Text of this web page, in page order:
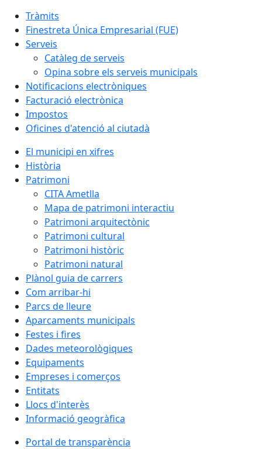
Tràmits
Finestreta Única Empresarial (FUE)
Serveis
Catàleg de serveis
Opina sobre els serveis municipals
Notificacions electròniques
Facturació electrònica
Impostos
Oficines d'atenció al ciutadà
El municipi en xifres
Història
Patrimoni
CITA Ametlla
Mapa de patrimoni interactiu
Patrimoni arquitectònic
Patrimoni cultural
Patrimoni històric
Patrimoni natural
Plànol guia de carrers
Com arribar-hi
Parcs de lleure
Aparcaments municipals
Festes i fires
Dades meteorològiques
Equipaments
Empreses i comerços
Entitats
Llocs d'interès
Informació geogràfica
Portal de transparència